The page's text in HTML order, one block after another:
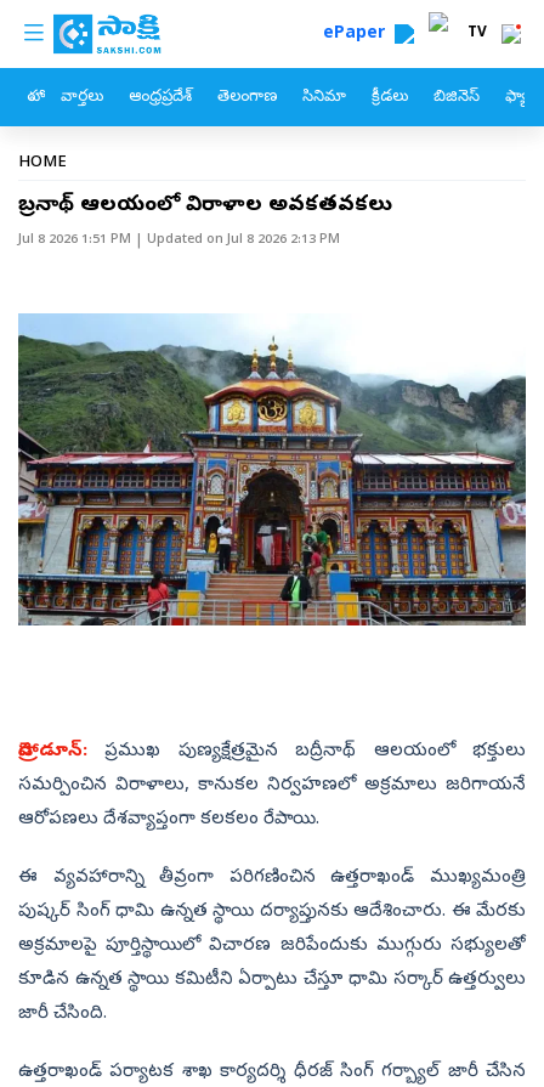
Skip to main content
custom menu ePaper TV
హోం వార్తలు ఆంధ్రప్రదేశ్ తెలంగాణ సినిమా క్రీడలు బిజినెస్
Breadcrumb
HOME
బద్రీనాథ్‌ ఆలయంలో విరాళాల అవకతవకలు
Jul 8 2026 1:51 PM | Updated onJul 8 2026 2:13 PM
డెహ్రాడూన్:ప్రముఖ పుణ్యక్షేత్రమైన బద్రీనాథ్‌ ఆలయంలో భక్తులు
సమర్పించిన విరాళాలు, కానుకల నిర్వహణలో అక్రమాలు జరిగాయనే
ఆరోపణలు దేశవ్యాప్తంగా కలకలం రేపాయి.
ఈ వ్యవహారాన్ని తీవ్రంగా పరిగణించిన ఉత్తరాఖండ్‌ ముఖ్యమంత్రి
పుష్కర్‌ సింగ్ ధామి ఉన్నత స్థాయి దర్యాప్తునకు ఆదేశించారు. ఈ మేరకు
అక్రమాలపై పూర్తిస్థాయిలో విచారణ జరిపేందుకు ముగ్గురు సభ్యులతో
కూడిన ఉన్నత స్థాయి కమిటీని ఏర్పాటు చేస్తూ ధామి సర్కార్‌ ఉత్తర్వులు
జారీ చేసింది.
ఉత్తరాఖండ్ పర్యాటక శాఖ కార్యదర్శి ధీరజ్ సింగ్ గర్బ్యాల్ జారీ చేసిన